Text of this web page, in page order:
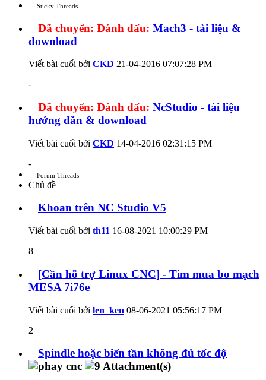
Sticky Threads
Đã chuyển: Đánh dấu: Mach3 - tài liệu &
download
Viết bài cuối bởi CKD 21-04-2016 07:07:28 PM
-
Đã chuyển: Đánh dấu: NcStudio - tài liệu
hướng dẫn & download
Viết bài cuối bởi CKD 14-04-2016 02:31:15 PM
-
Forum Threads
Chủ đề
Khoan trên NC Studio V5
Viết bài cuối bởi th11 16-08-2021 10:00:29 PM
8
[Cần hỗ trợ Linux CNC] - Tìm mua bo mạch
MESA 7i76e
Viết bài cuối bởi len_ken 08-06-2021 05:56:17 PM
2
Spindle hoặc biến tần không đủ tốc độ